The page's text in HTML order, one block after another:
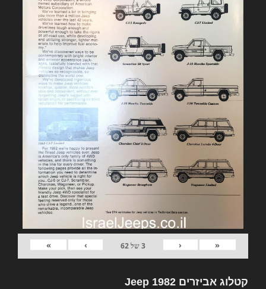
«
‹
3של62
›
»
קטלוג אביזרים 1982 Jeep